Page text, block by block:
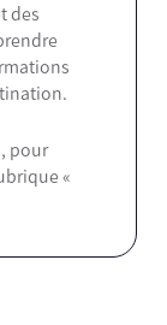
des
pour
«